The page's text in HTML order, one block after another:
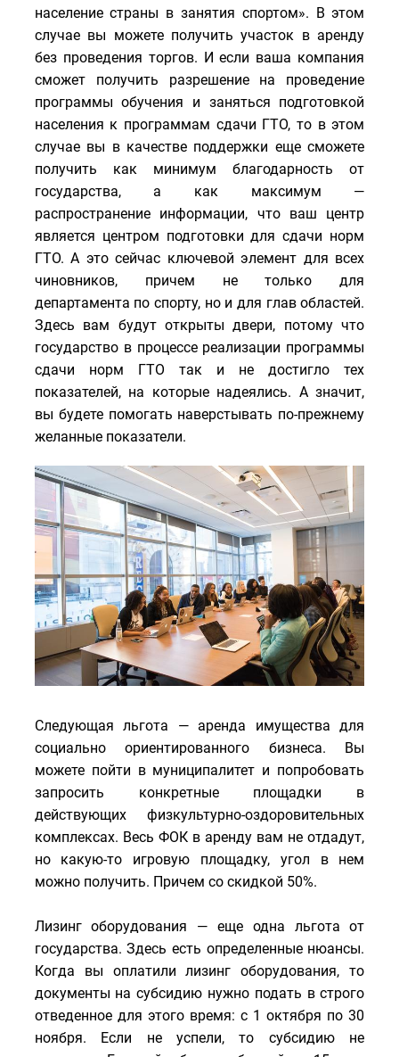
население страны в занятия спортом». В этом
случае вы можете получить участок в аренду
без проведения торгов. И если ваша компания
сможет получить разрешение на проведение
программы обучения и заняться подготовкой
населения к программам сдачи ГТО, то в этом
случае вы в качестве поддержки еще сможете
получить как минимум благодарность от
государства, а как максимум —
распространение информации, что ваш центр
является центром подготовки для сдачи норм
ГТО. А это сейчас ключевой элемент для всех
чиновников, причем не только для
департамента по спорту, но и для глав областей.
Здесь вам будут открыты двери, потому что
государство в процессе реализации программы
сдачи норм ГТО так и не достигло тех
показателей, на которые надеялись. А значит,
вы будете помогать наверстывать по-прежнему
желанные показатели.
Следующая льгота — аренда имущества для
социально ориентированного бизнеса. Вы
можете пойти в муниципалитет и попробовать
запросить конкретные площадки в
действующих физкультурно-оздоровительных
комплексах. Весь ФОК в аренду вам не отдадут,
но какую-то игровую площадку, угол в нем
можно получить. Причем со скидкой 50%.
Лизинг оборудования — еще одна льгота от
государства. Здесь есть определенные нюансы.
Когда вы оплатили лизинг оборудования, то
документы на субсидию нужно подать в строго
отведенное для этого время: с 1 октября по 30
ноября. Если не успели, то субсидию не